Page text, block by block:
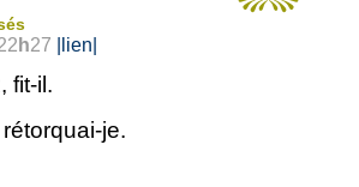
h27 |lien|
fit-il.
je.